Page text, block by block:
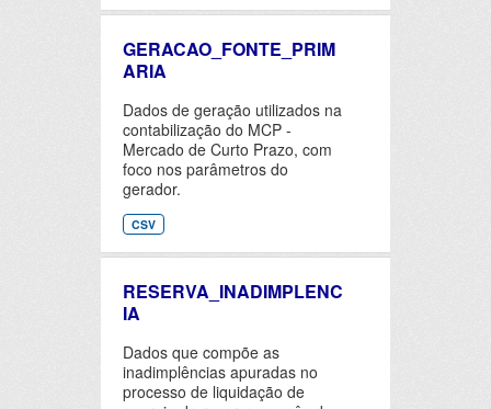
GERACAO_FONTE_PRIM
ARIA
Dados de geração utilizados na
contabilização do MCP -
Mercado de Curto Prazo, com
foco nos parâmetros do
gerador.
CSV
RESERVA_INADIMPLENC
IA
Dados que compõe as
inadimplências apuradas no
processo de liquidação de